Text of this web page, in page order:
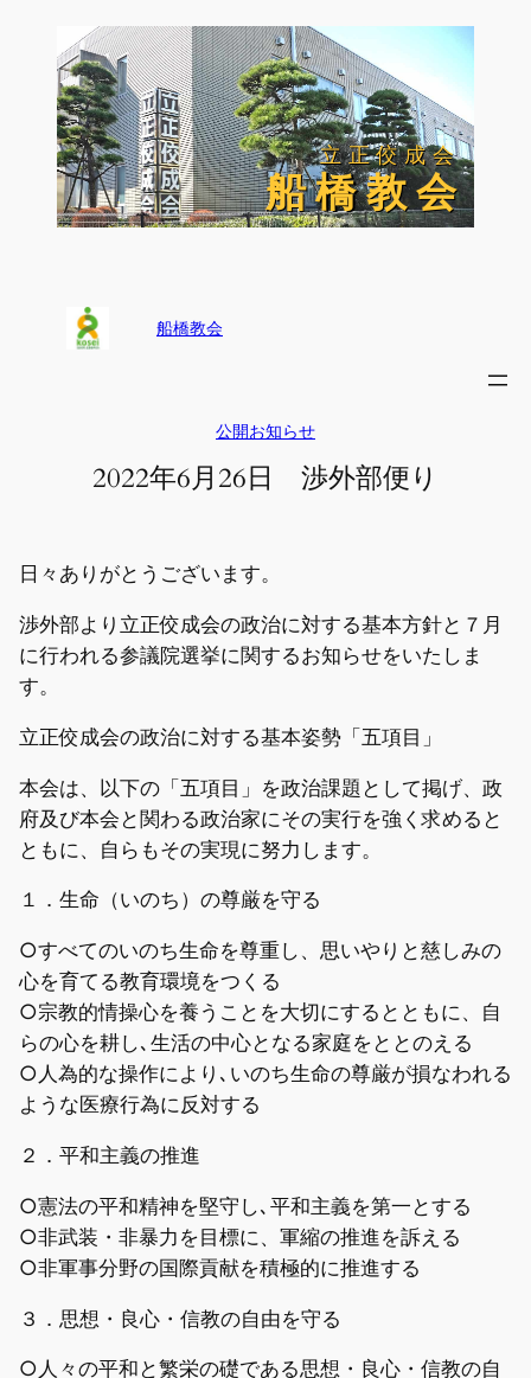
立正佼成会
立正佼成会
船 橋 教 会
船 橋 教 会
船橋教会
公開お知らせ
2022年6月26日 渉外部便り
日々ありがとうございます。
渉外部より立正佼成会の政治に対する基本方針と７月
に行われる参議院選挙に関するお知らせをいたしま
す。
立正佼成会の政治に対する基本姿勢「五項目」
本会は、以下の「五項目」を政治課題として掲げ、政
府及び本会と関わる政治家にその実行を強く求めると
ともに、自らもその実現に努力します。
１．生命（いのち）の尊厳を守る
○すべてのいのち生命を尊重し、思いやりと慈しみの
心を育てる教育環境をつくる
○宗教的情操心を養うことを大切にするとともに、自
らの心を耕し､生活の中心となる家庭をととのえる
○人為的な操作により､いのち生命の尊厳が損なわれる
ような医療行為に反対する
２．平和主義の推進
○憲法の平和精神を堅守し､平和主義を第一とする
○非武装・非暴力を目標に、軍縮の推進を訴える
○非軍事分野の国際貢献を積極的に推進する
３．思想・良心・信教の自由を守る
○人々の平和と繁栄の礎である思想・良心・信教の自